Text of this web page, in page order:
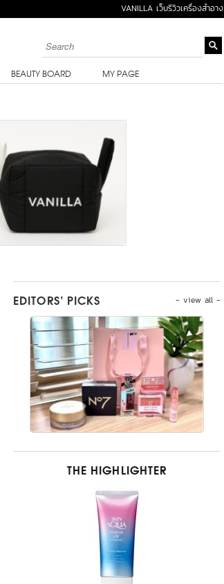
VANILLA เว็บรีวิวเครื่องสำอาง
BEAUTY BOARD MY PAGE
- view all -
EDITORS’ PICKS
THE HIGHLIGHTER